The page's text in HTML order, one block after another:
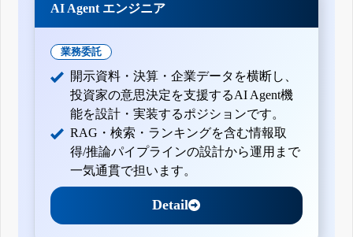
AI Agent エンジニア
業務委託
開示資料・決算・企業データを横断し、
投資家の意思決定を支援するAI Agent機
能を設計・実装するポジションです。
RAG・検索・ランキングを含む情報取
得/推論パイプラインの設計から運用まで
一気通貫で担います。
Detail